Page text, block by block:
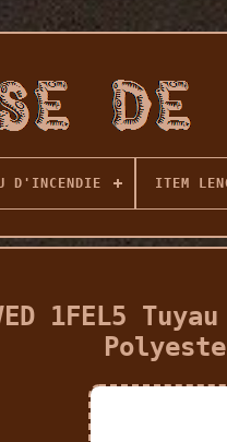
D'INCENDIE ITEM
1FEL5